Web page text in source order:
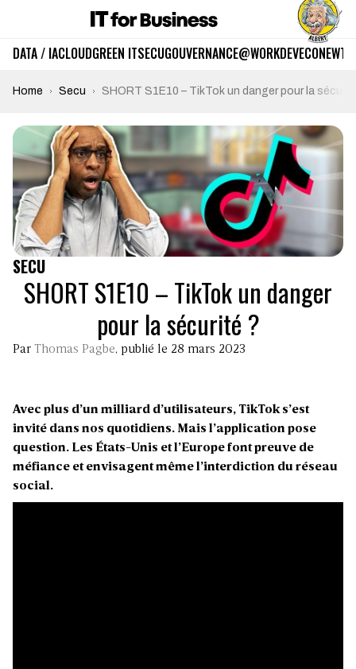
DATA / IACLOUDGREEN ITSECUGOUVERNANCE@WORKDEVECO
Home Secu SHORT S1E10 – TikTok un danger pour la
SECU
SHORT S1E10 – TikTok un danger
pour la sécurité ?
Par Thomas Pagbe, publié le 28 mars 2023
Avec plus d’un milliard d’utilisateurs, TikTok s’est
invité dans nos quotidiens. Mais l’application pose
question. Les États-Unis et l’Europe font preuve de
méfiance et envisagent même l’interdiction du réseau
social.